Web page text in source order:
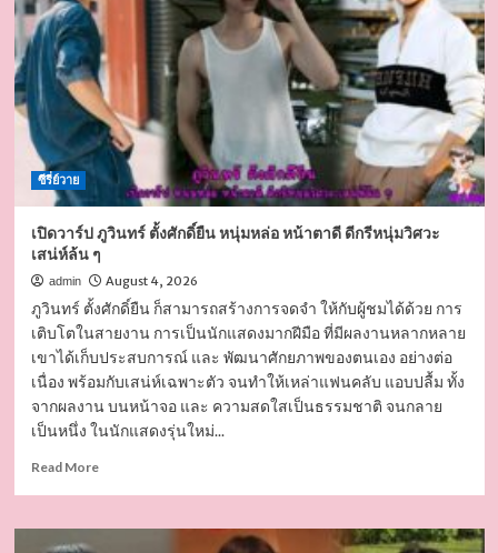
ซีรี่ย์วาย
เปิดวาร์ป ภูวินทร์ ตั้งศักดิ์ยืน หนุ่มหล่อ หน้าตาดี ดีกรีหนุ่มวิศวะ
เสน่ห์ล้น ๆ
admin August 4, 2026
ภูวินทร์ ตั้งศักดิ์ยืน ก็สามารถสร้างการจดจำ ให้กับผู้ชมได้ด้วย การ
เติบโตในสายงาน การเป็นนักแสดงมากฝีมือ ที่มีผลงานหลากหลาย
เขาได้เก็บประสบการณ์ และ พัฒนาศักยภาพของตนเอง อย่างต่อ
เนื่อง พร้อมกับเสน่ห์เฉพาะตัว จนทำให้เหล่าแฟนคลับ แอบปลื้ม ทั้ง
จากผลงาน บนหน้าจอ และ ความสดใสเป็นธรรมชาติ จนกลาย
เป็นหนึ่ง ในนักแสดงรุ่นใหม่...
Read MoreRead
เปิด